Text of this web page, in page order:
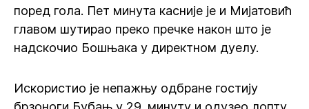
поред гола. Пет минута касније је и Мијатовић
главом шутирао преко пречке након што је
надскочио Бошњака у директном дуелу.
Искористио је непажњу одбране гостију